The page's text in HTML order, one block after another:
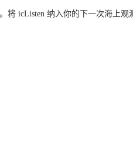
icListen 纳入你的下一次海上观